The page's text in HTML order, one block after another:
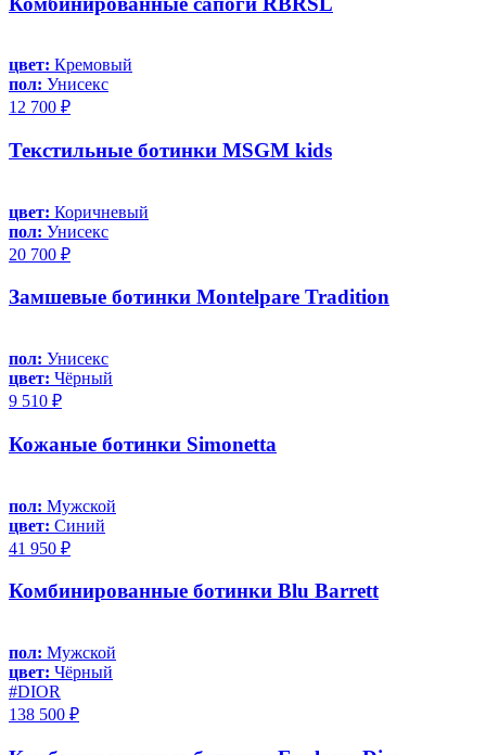
цвет: Кремовый
пол: Унисекс
12 700 ₽
Текстильные ботинки MSGM kids
цвет: Коричневый
пол: Унисекс
20 700 ₽
Замшевые ботинки Montelpare Tradition
пол: Унисекс
цвет: Чёрный
9 510 ₽
Кожаные ботинки Simonetta
пол: Мужской
цвет: Синий
41 950 ₽
Комбинированные ботинки Blu Barrett
пол: Мужской
цвет: Чёрный
#DIOR
138 500 ₽